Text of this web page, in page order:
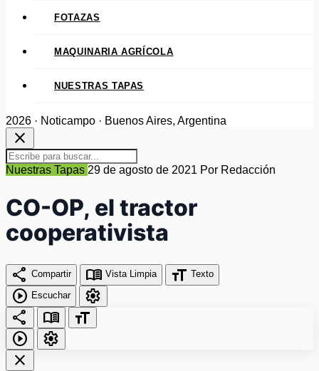
FOTAZAS
MAQUINARIA AGRÍCOLA
NUESTRAS TAPAS
2026 · Noticampo · Buenos Aires, Argentina
close
Nuestras Tapas 29 de agosto de 2021 Por Redacción
CO-OP, el tractor
cooperativista
share Compartir menu_book Vista Limpia format_size Texto
play_circle Escuchar
settings
share
menu_book
format_size
play_circle
settings
close